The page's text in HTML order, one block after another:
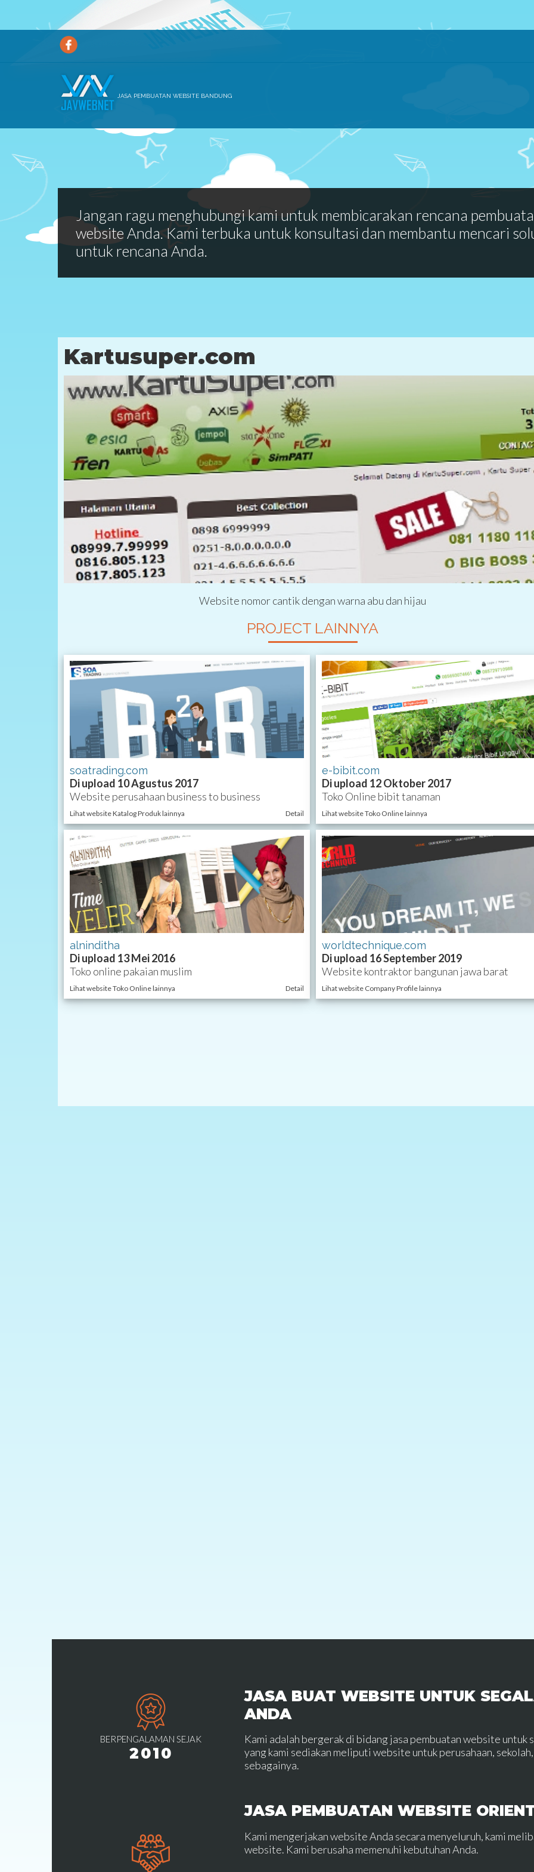
JASA PEMBUATAN WEBSITE BANDUNG
Jangan ragu menghubungi kami untuk membicarakan rencana
website Anda. Kami terbuka untuk konsultasi dan membantu mencari
untuk rencana Anda.
Kartusuper.com
Website nomor cantik dengan warna abu dan hijau
PROJECT LAINNYA
soatrading.com
Di upload 10 Agustus 2017
Website perusahaan business to business
Lihat website Katalog Produk lainnya Detail
e-bibit.com
Di upload 12 Oktober 2017
Toko Online bibit tanaman
Lihat website Toko Online lainnya
alninditha
Di upload 13 Mei 2016
Toko online pakaian muslim
Lihat website Toko Online lainnya Detail
worldtechnique.com
Di upload 16 September 2019
Website kontraktor bangunan jawa barat
Lihat website Company Profile lainnya
BERPENGALAMAN SEJAK
2010
JASA BUAT WEBSITE UNTUK
ANDA
Kami adalah bergerak di bidang jasa pembuatan website untuk
yang kami sediakan meliputi website untuk perusahaan,
sebagainya.
JASA PEMBUATAN WEBSITE
Kami mengerjakan website Anda secara menyeluruh, kami
website. Kami berusaha memenuhi kebutuhan Anda.